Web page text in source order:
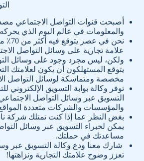
أصبحت قنوات التواصل الاجتماعي
والمعلومات في عالم اليوم الذي يحركه
نحن في
علامة تجارية على وسائل التواصل
ولكن، ليس مجرد وجود على وسائل
يتوقع المستهلكون أن يكون لعلامتك
مخصصة ومتماسكة لوسائل التواصل
توفر وكالة بوابة التسويق الإلكتروني
التسويق عبر وسائل التواصل
والمؤسسات والشركات متعددة
بغض النظر عما إذا كنت تمتلك شركة
يمكن لخبراء التسويق عبر وسائل
مساعدتك في حملتك.
شارك معنا ودع وكالة التسويق عبر
تعزز وضوح علامتك التجارية ونزاهتها!